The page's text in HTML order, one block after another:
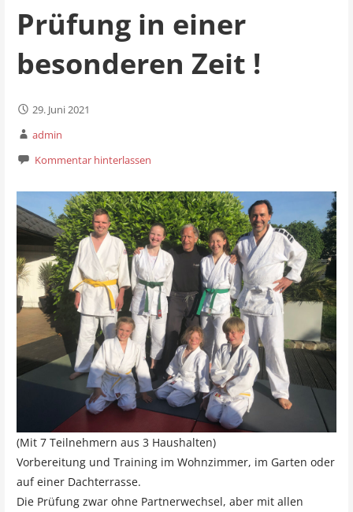
Prüfung in einer
besonderen Zeit !
29. Juni 2021
admin
Kommentar hinterlassen
(Mit 7 Teilnehmern aus 3 Haushalten)
Vorbereitung und Training im Wohnzimmer, im Garten oder
auf einer Dachterrasse.
Die Prüfung zwar ohne Partnerwechsel, aber mit allen